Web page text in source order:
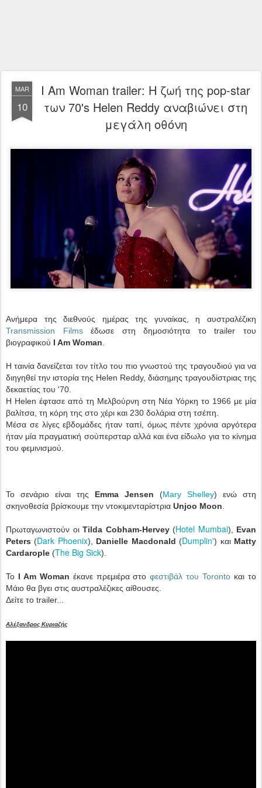
MAR
10
I Am Woman trailer: Η ζωή της pop-star
των 70's Helen Reddy αναβιώνει στη
μεγάλη οθόνη
Ανήμερα της διεθνούς ημέρας της γυναίκας, η αυστραλέζικη
Transmission Filmsέδωσε στη δημοσιότητα το trailer του
βιογραφικού I Am Woman.
Η ταινία δανείζεται τον τίτλο του πιο γνωστού της τραγουδιού για να
διηγηθεί την ιστορία της Helen Reddy, διάσημης τραγουδίστριας της
δεκαετίας του '70.
Η Helen έφτασε από τη Μελβούρνη στη Νέα Υόρκη το 1966 με μία
βαλίτσα, τη κόρη της στο χέρι και 230 δολάρια στη τσέπη.
Μέσα σε λίγες εβδομάδες ήταν ταπί, όμως πέντε χρόνια αργότερα
ήταν μία πραγματική σούπερσταρ αλλά και ένα είδωλο για το κίνημα
του φεμινισμού.
Το σενάριο είναι της Emma Jensen (Mary Shelley) ενώ στη
σκηνοθεσία βρίσκουμε την ντοκιμενταρίστρια Unjoo Moon.
Πρωταγωνιστούν οι Tilda Cobham-Hervey(Hotel Mumbai), Evan
Peters (Dark Phoenix), Danielle Macdonald (Dumplin') και Matty
Cardarople (The Big Sick).
Το I Am Woman έκανε πρεμιέρα στοφεστιβάλ του Toronto και το
Μάιο θα βγει στις αυστραλέζικες αίθουσες.
Δείτε το trailer...
Αλέξανδρος Κυριαζής